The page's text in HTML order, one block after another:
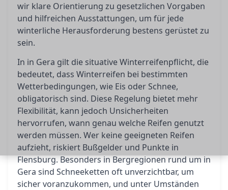
wir klare Orientierung zu gesetzlichen Vorgaben
und hilfreichen Ausstattungen, um für jede
winterliche Herausforderung bestens gerüstet zu
sein.
In in Gera gilt die situative Winterreifenpflicht, die
bedeutet, dass Winterreifen bei bestimmten
Wetterbedingungen, wie Eis oder Schnee,
obligatorisch sind. Diese Regelung bietet mehr
Flexibilität, kann jedoch Unsicherheiten
hervorrufen, wann genau welche Reifen genutzt
werden müssen. Wer keine geeigneten Reifen
aufzieht, riskiert Bußgelder und Punkte in
Flensburg. Besonders in Bergregionen rund um in
Gera sind Schneeketten oft unverzichtbar, um
sicher voranzukommen, und unter Umständen